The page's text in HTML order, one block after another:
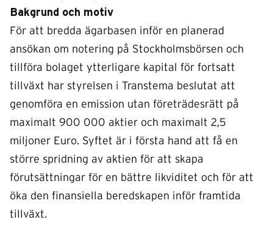
Bakgrund och motiv
För att bredda ägarbasen inför en planerad
ansökan om notering på Stockholmsbörsen och
tillföra bolaget ytterligare kapital för fortsatt
tillväxt har styrelsen i Transtema beslutat att
genomföra en emission utan företrädesrätt på
maximalt 900 000 aktier och maximalt 2,5
miljoner Euro. Syftet är i första hand att få en
större spridning av aktien för att skapa
förutsättningar för en bättre likviditet och för att
öka den finansiella beredskapen inför framtida
tillväxt.